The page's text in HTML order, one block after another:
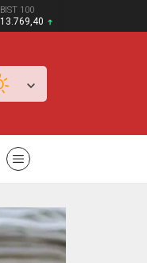
BIST 100
13.769,40